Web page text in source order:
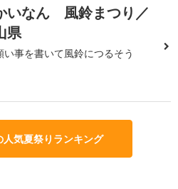
いなん 風鈴まつり／
県
い事を書いて風鈴につるそう
気夏祭りランキング